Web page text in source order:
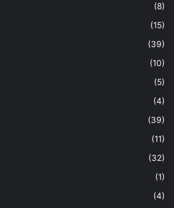
(8)
(15)
(39)
(10)
(5)
(4)
(39)
(11)
(32)
(1)
(4)